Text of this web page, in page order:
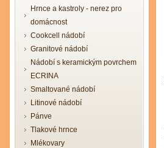
Hrnce a kastroly - nerez pro
domácnost
Cookcell nádobí
Granitové nádobí
Nádobí s keramickým povrchem
ECRINA
Smaltované nádobí
Litinové nádobí
Pánve
Tlakové hrnce
Mlékovary